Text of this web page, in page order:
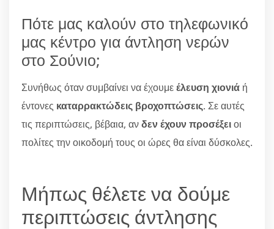
Πότε μας καλούν στο τηλεφωνικό
μας κέντρο για άντληση νερών
στο Σούνιο;
Συνήθως όταν συμβαίνει να έχουμεέλευση χιονιά ή
έντονες καταρρακτώδεις βροχοπτώσεις. Σε αυτές
τις περιπτώσεις, βέβαια, ανδεν έχουν προσέξειοι
πολίτες την οικοδομή τους οι ώρες θα είναι δύσκολες.
Μήπως θέλετε να δούμε
περιπτώσεις άντλησης